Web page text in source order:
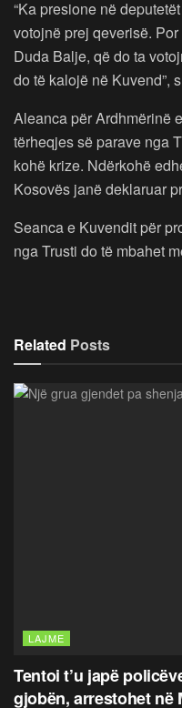
“Ka presione në
votojnë prej qeverisë.
Duda Balje, që do ta
do të kalojë në Kuvend”,
Aleanca për Ardhmërinë
tërheqjes së parave nga
kohë krize. Ndërkohë
Kosovës janë deklaruar
Seanca e Kuvendit për
nga Trusti do të mbahet
Related Posts
LAJME
Tentoi t’u japë
gjobën, arrestohet në